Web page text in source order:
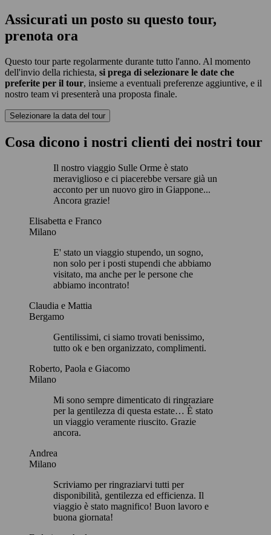
Assicurati un posto su questo tour,
prenota ora
Questo tour parte regolarmente durante tutto l'anno. Al momento
dell'invio della richiesta, si prega di selezionare le date che
preferite per il tour, insieme a eventuali preferenze aggiuntive, e il
nostro team vi presenterà una proposta finale.
Selezionare la data del tour
Cosa dicono i nostri clienti dei nostri tour
Il nostro viaggio Sulle Orme è stato
meraviglioso e ci piacerebbe versare già un
acconto per un nuovo giro in Giappone...
Ancora grazie!
Elisabetta e Franco
Milano
E' stato un viaggio stupendo, un sogno,
non solo per i posti stupendi che abbiamo
visitato, ma anche per le persone che
abbiamo incontrato!
Claudia e Mattia
Bergamo
Gentilissimi, ci siamo trovati benissimo,
tutto ok e ben organizzato, complimenti.
Roberto, Paola e Giacomo
Milano
Mi sono sempre dimenticato di ringraziare
per la gentilezza di questa estate… È stato
un viaggio veramente riuscito. Grazie
ancora.
Andrea
Milano
Scriviamo per ringraziarvi tutti per
disponibilità, gentilezza ed efficienza. Il
viaggio è stato magnifico! Buon lavoro e
buona giornata!